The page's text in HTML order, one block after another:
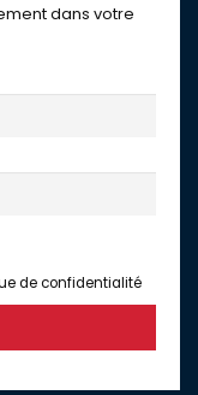
dans votre
de confidentialité